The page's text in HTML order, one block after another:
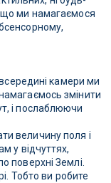
що ми намагаємося
камери ми
змінити
і послаблюючи
величину поля і
у відчуттях,
поверхні Землі.
Тобто ви робите